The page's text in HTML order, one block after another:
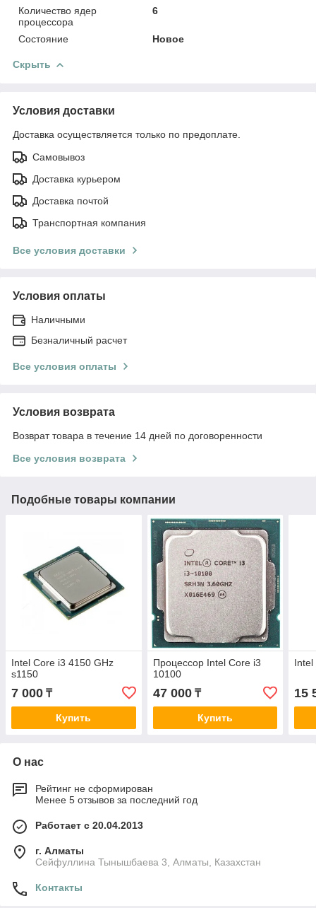
Количество ядер
процессора
6
Состояние Новое
Скрыть
Условия доставки
Доставка осуществляется только по предоплате.
Самовывоз
Доставка курьером
Доставка почтой
Транспортная компания
Все условия доставки
Условия оплаты
Наличными
Безналичный расчет
Все условия оплаты
Условия возврата
Возврат товара в течение 14 дней по договоренности
Все условия возврата
Подобные товары компании
Intel Core i3 4150 GHz
s1150
7 000 ₸
Купить
Процессор Intel Core i3
10100
47 000₸
Купить
Intel
15
О нас
Рейтинг не сформирован
Менее 5 отзывов за последний год
Работает с 20.04.2013
г. Алматы
Сейфуллина Тынышбаева 3, Алматы, Казахстан
Контакты